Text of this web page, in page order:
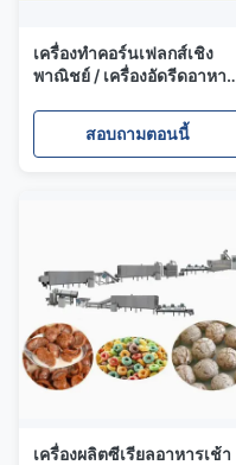
เครื่องทำคอร์นเฟลกส์เชิง
พาณิชย์ / เครื่องอัดรีดอาหาร
500 กก./ชม.
สอบถามตอนนี้
เครื่องผลิตซีเรียลอาหารเช้า